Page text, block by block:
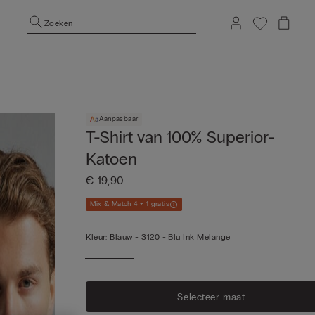
Zoeken
Aanpasbaar
T-Shirt van 100% Superior-
Katoen
€ 19,90
Mix & Match 4 + 1 gratis
Kleur: Blauw -3120 - Blu Ink Melange
Selecteer maat